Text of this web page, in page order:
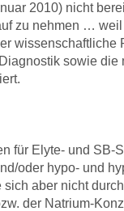
2010) nicht
zu nehmen …
wissenschaftliche
sowie
für Elyte- und SB-
oder hypo- und
aber nicht
der Natrium-